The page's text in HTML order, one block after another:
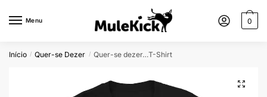
Menu 0
Início / Quer-se Dezer / Quer-se dezer…T-Shirt
🔍